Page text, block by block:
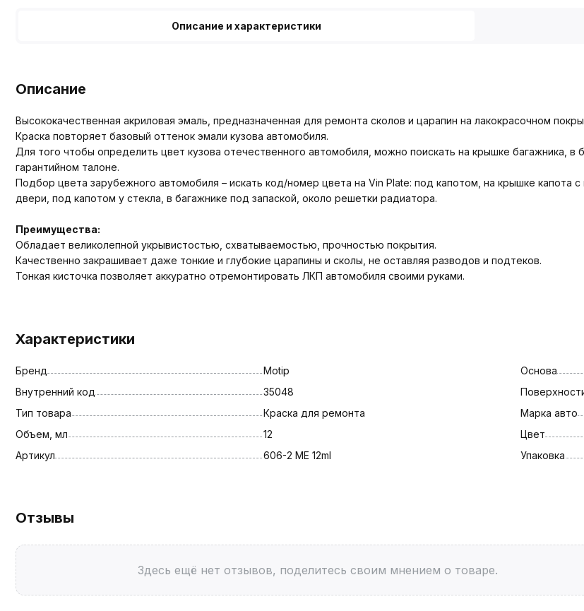
Описание и характеристики
Описание
Высококачественная акриловая эмаль, предназначенная для ремонта сколов и царапин на лакокрасочном
Краска повторяет базовый оттенок эмали кузова автомобиля.
Для того чтобы определить цвет кузова отечественного автомобиля, можно поискать на крышке багажника, в
гарантийном талоне.
Подбор цвета зарубежного автомобиля – искать код/номер цвета на Vin Plate: под капотом, на крышке капота
двери, под капотом у стекла, в багажнике под запаской, около решетки радиатора.
Преимущества:
Обладает великолепной укрывистостью, схватываемостью, прочностью покрытия.
Качественно закрашивает даже тонкие и глубокие царапины и сколы, не оставляя разводов и подтеков.
Тонкая кисточка позволяет аккуратно отремонтировать ЛКП автомобиля своими руками.
Характеристики
Бренд
Motip
Внутренний код
35048
Тип товара
Краска для ремонта
Объем, мл
12
Артикул
606-2 ME 12ml
Основа
Марка авто
Цвет
Упаковка
Отзывы
Здесь ещё нет отзывов, поделитесь своим мнением о товаре.